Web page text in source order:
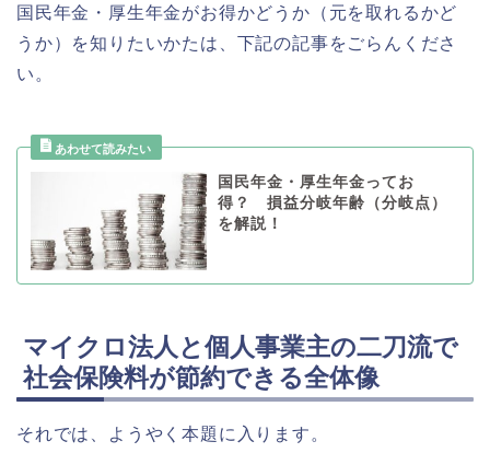
国民年金・厚生年金がお得かどうか（元を取れるかど
うか）を知りたいかたは、下記の記事をごらんくださ
い。
国民年金・厚生年金ってお
得？ 損益分岐年齢（分岐点）
を解説！
マイクロ法人と個人事業主の二刀流で
社会保険料が節約できる全体像
それでは、ようやく本題に入ります。